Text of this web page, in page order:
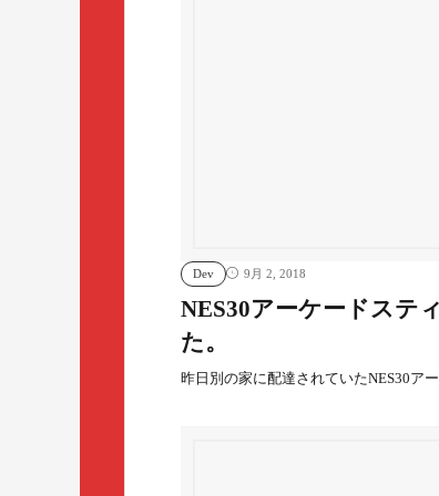
Dev 9月 2, 2018
NES30アーケードステ
た。
昨日別の家に配達されていたNES30ア